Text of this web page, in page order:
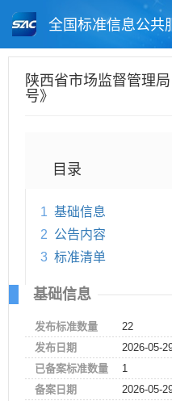
全国标准信息公共
陕西省市场监督管理
号》
目录
1 基础信息
2 公告内容
3 标准清单
基础信息
发布标准数量
22
发布日期
2026-05-
已备案标准数量
1
备案日期
2026-05-